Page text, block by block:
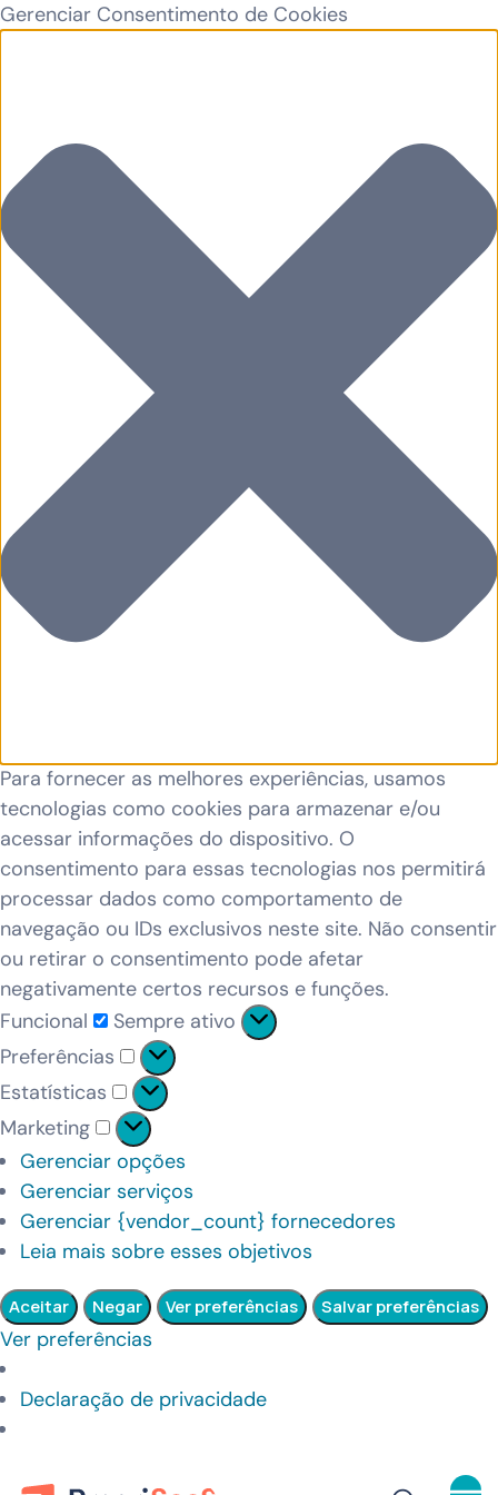
Gerenciar Consentimento de Cookies
Para fornecer as melhores experiências, usamos
tecnologias como cookies para armazenar e/ou
acessar informações do dispositivo. O
consentimento para essas tecnologias nos permitirá
processar dados como comportamento de
navegação ou IDs exclusivos neste site. Não consentir
ou retirar o consentimento pode afetar
negativamente certos recursos e funções.
Funcional
Sempre ativo
Preferências
Estatísticas
Marketing
Gerenciar opções
Gerenciar serviços
Gerenciar {vendor_count} fornecedores
Leia mais sobre esses objetivos
Aceitar Negar Ver preferências Salvar preferências
Ver preferências
Declaração de privacidade